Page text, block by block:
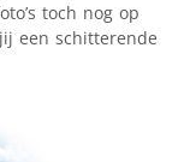
toch nog op
een schitterende